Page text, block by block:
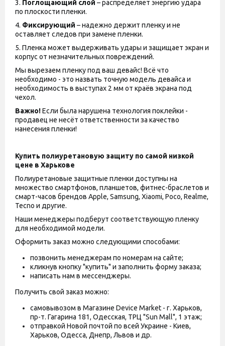
3. Поглощающий слой – распределяет энергию удара
по плоскости пленки.
4. Фиксирующий – надежно держит пленку и не
оставляет следов при замене пленки.
5. Пленка может выдерживать удары и защищает экран и
корпус от незначительных повреждений.
Мы вырезаем пленку под ваш девайс! Всё что
необходимо - это назвать точную модель девайса и
необходимость в выступах 2 мм от краёв экрана под
чехол.
Важно!Если была нарушена технология поклейки -
продавец не несёт ответственности за качество
нанесения пленки!
Купить полиуретановую защиту по самой низкой
цене в Харькове
Полиуретановые защитные пленки доступны на
множество смартфонов, планшетов, фитнес-браслетов и
смарт-часов брендов Apple, Samsung, Xiaomi, Poco, Realme,
Tecno и другие.
Наши менеджеры подберут соответствующую пленку
для необходимой модели.
Оформить заказ можно следующими способами:
позвонить менеджерам по номерам на сайте;
кликнув кнопку "купить" и заполнить форму заказа;
написать нам в мессенджеры.
Получить свой заказ можно:
самовывозом в Магазине Device Market - г. Харьков,
пр-т. Гагарина 181, Одесская, ТРЦ "Sun Mall", 1 этаж;
отправкой Новой почтой по всей Украине - Киев,
Харьков, Одесса, Днепр, Львов и др.